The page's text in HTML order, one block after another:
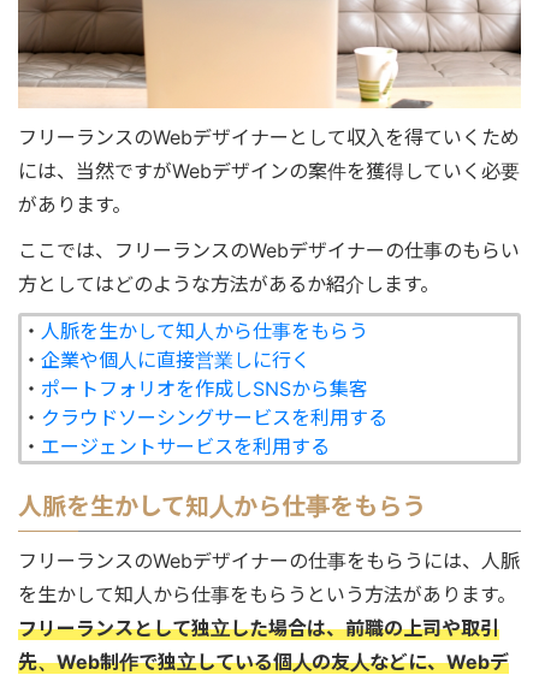
フリーランスのWebデザイナーとして収入を得ていくため
には、当然ですがWebデザインの案件を獲得していく必要
があります。
ここでは、フリーランスのWebデザイナーの仕事のもらい
方としてはどのような方法があるか紹介します。
・ 人脈を生かして知人から仕事をもらう
・ 企業や個人に直接営業しに行く
・ ポートフォリオを作成しSNSから集客
・ クラウドソーシングサービスを利用する
・ エージェントサービスを利用する
人脈を生かして知人から仕事をもらう
フリーランスのWebデザイナーの仕事をもらうには、人脈
を生かして知人から仕事をもらうという方法があります。
フリーランスとして独立した場合は、前職の上司や取引
先、Web制作で独立している個人の友人などに、Webデ